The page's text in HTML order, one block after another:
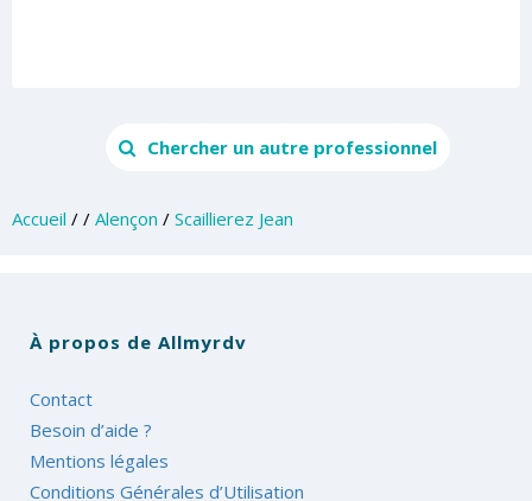
Chercher un autre professionnel
Accueil / / Alençon / Scaillierez Jean
À propos de Allmyrdv
Contact
Besoin d’aide ?
Mentions légales
Conditions Générales d’Utilisation